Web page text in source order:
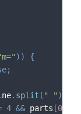
) )
{
;
. split ( " " )
4 && parts [0